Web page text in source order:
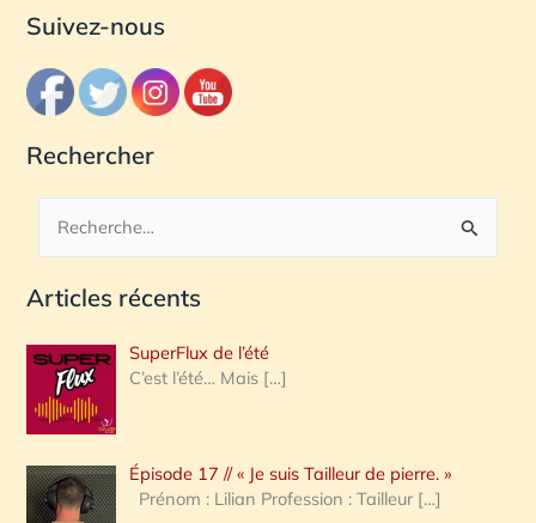
Suivez-nous
Rechercher
c
e
r
c
h
e
Articles récents
SuperFlux de l’été
C’est l’été… Mais […]
Épisode 17 // « Je suis Tailleur de pierre. »
Prénom : Lilian Profession : Tailleur […]